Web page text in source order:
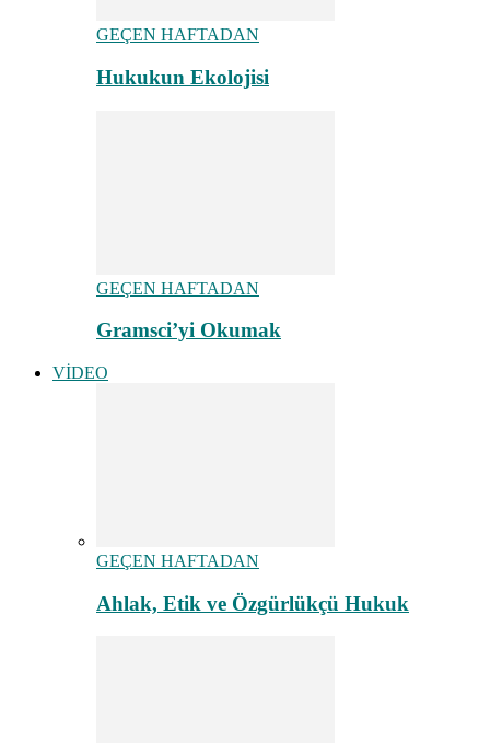
GEÇEN HAFTADAN
Hukukun Ekolojisi
GEÇEN HAFTADAN
Gramsci’yi Okumak
VİDEO
GEÇEN HAFTADAN
Ahlak, Etik ve Özgürlükçü Hukuk